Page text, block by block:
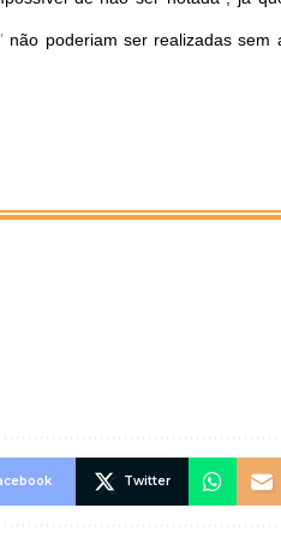
não poderiam ser realizadas sem
Twitter